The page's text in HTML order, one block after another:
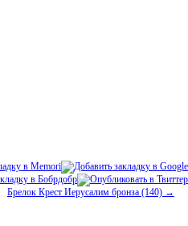
Брелок Крест Иерусалим бронза (140) →